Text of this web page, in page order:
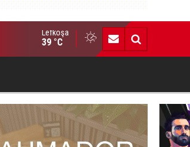
sürücüsü yaralandı
Lefkoşa
39 °C